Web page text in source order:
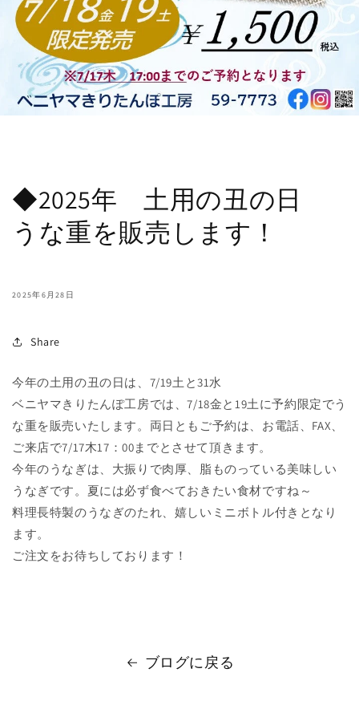
◆2025年 土用の丑の日
うな重を販売します！
2025年6月28日
Share
今年の土用の丑の日は、7/19土と31水
ベニヤマきりたんぽ工房では、7/18金と19土に予約限定でう
な重を販売いたします。両日ともご予約は、お電話、FAX、
ご来店で7/17木17：00までとさせて頂きます。
今年のうなぎは、大振りで肉厚、脂ものっている美味しい
うなぎです。夏には必ず食べておきたい食材ですね～
料理長特製のうなぎのたれ、嬉しいミニボトル付きとなり
ます。
ご注文をお待ちしております！
ブログに戻る